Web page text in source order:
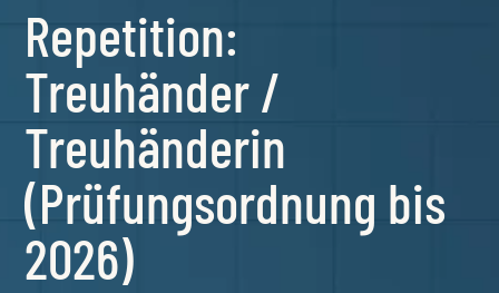
Repetition:
Treuhänder /
Treuhänderin
(Prüfungsordnung bis
2026)